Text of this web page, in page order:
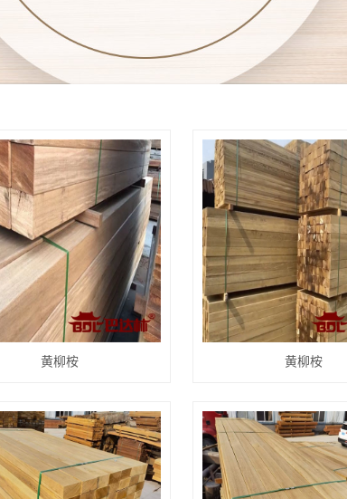
黄柳桉 黄柳桉